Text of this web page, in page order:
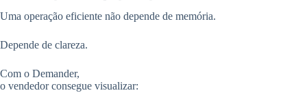
Uma operação eficiente não depende de memória.
Depende de clareza.
Com o Demander,
o vendedor consegue visualizar: